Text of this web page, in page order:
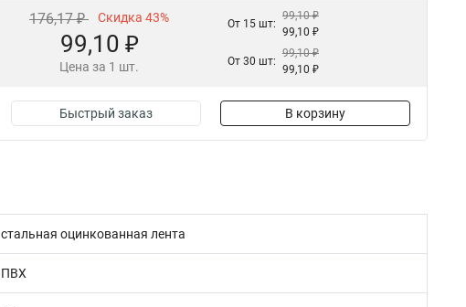
176,17 ₽ Скидка 43%
99,10 ₽
Цена за 1 шт.
От 15 шт:
99,10 ₽
99,10 ₽
От 30 шт:
99,10 ₽
99,10 ₽
Быстрый заказ В корзину
стальная оцинкованная лента
ПВХ